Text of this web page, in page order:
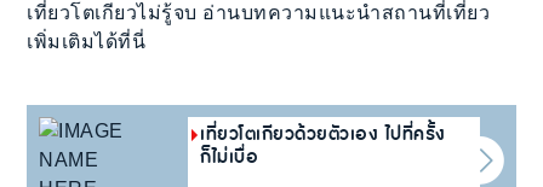
เที่ยวโตเกียวไม่รู้จบ อ่านบทความแนะนำสถานที่เที่ยว
เพิ่มเติมได้ที่นี่
เที่ยวโตเกียวด้วยตัวเอง ไปที่ครั้ง
ก็ไม่เบื่อ